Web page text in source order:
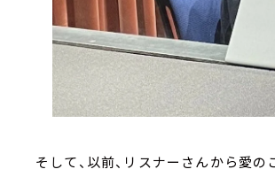
そして、以前、リスナーさんから愛